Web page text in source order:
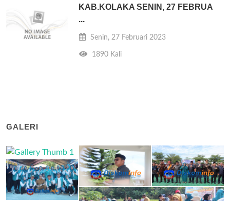
KAB.KOLAKA SENIN, 27 FEBRUA
...
Senin, 27 Februari 2023
1890 Kali
GALERI